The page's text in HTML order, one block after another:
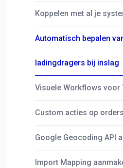
Koppelen met al je
Automatisch bepalen
ladingdragers bij inslag
Visuele Workflows voor
Custom acties op orders
Google Geocoding API
Import Mapping